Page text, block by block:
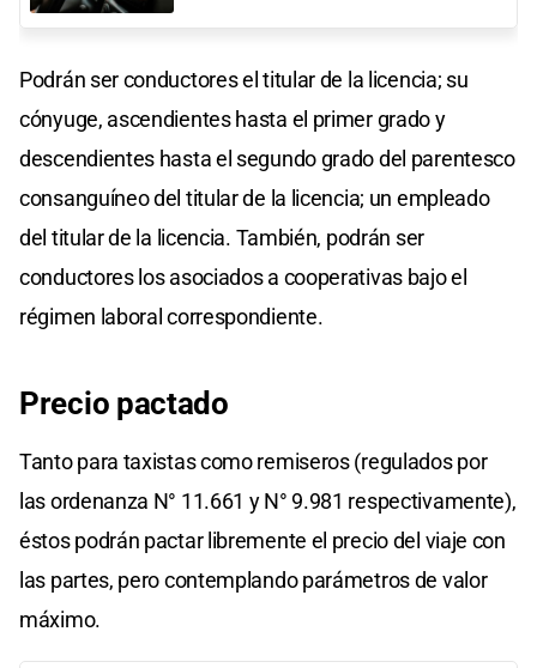
Podrán ser conductores el titular de la licencia; su
cónyuge, ascendientes hasta el primer grado y
descendientes hasta el segundo grado del parentesco
consanguíneo del titular de la licencia; un empleado
del titular de la licencia. También, podrán ser
conductores los asociados a cooperativas bajo el
régimen laboral correspondiente.
Precio pactado
Tanto para taxistas como remiseros (regulados por
las ordenanza N° 11.661 y N° 9.981 respectivamente),
éstos podrán pactar libremente el precio del viaje con
las partes, pero contemplando parámetros de valor
máximo.